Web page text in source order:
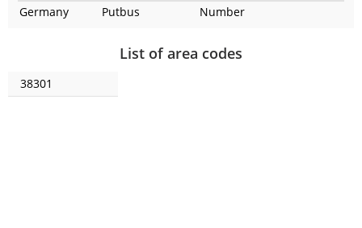
Germany Putbus Number
List of area codes
38301